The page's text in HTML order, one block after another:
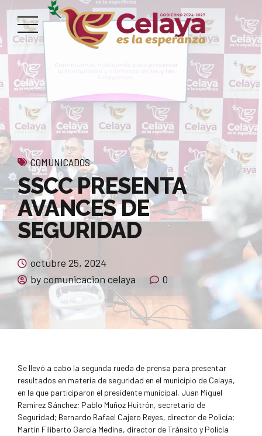
COMUNICADOS
SSCC PRESENTA
AVANCES DE
SEGURIDAD
octubre 25, 2024
by comunicacion celaya
0
Se llevó a cabo la segunda rueda de prensa para presentar
resultados en materia de seguridad en el municipio de Celaya,
en la que participaron el presidente municipal, Juan Miguel
Ramírez Sánchez; Pablo Muñoz Huitrón, secretario de
Seguridad; Bernardo Rafael Cajero Reyes, director de Policía;
Martín Filiberto García Medina, director de Tránsito y Policía